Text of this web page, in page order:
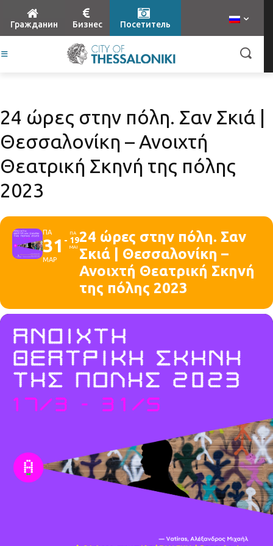
Гражданин Бизнес Посетитель
24 ώρες στην πόλη. Σαν Σκιά |
Θεσσαλονίκη – Ανοιχτή
Θεατρική Σκηνή της πόλης
2023
ΠΑ
31
ΜΑΡ
ΠΑ
19
ΜΑΙ
24 ώρες στην πόλη. Σαν
Σκιά | Θεσσαλονίκη –
Ανοιχτή Θεατρική Σκηνή
της πόλης 2023